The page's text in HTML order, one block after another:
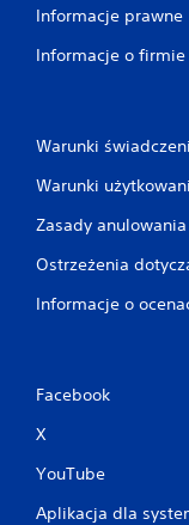
i
w
g
y
b
e
z
i
Informacje prawne
Informacje o firmie
Warunki
Warunki
Zasady
Ostrzeżenia
Informacje o
Facebook
X
YouTube
Aplikacja dla